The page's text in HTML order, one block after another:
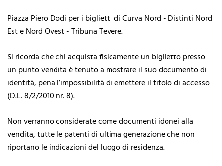
Piazza Piero Dodi per i biglietti di Curva Nord - Distinti Nord
Est e Nord Ovest - Tribuna Tevere.
Si ricorda che chi acquista fisicamente un biglietto presso
un punto vendita è tenuto a mostrare il suo documento di
identità, pena l’impossibilità di emettere il titolo di accesso
(D.L. 8/2/2010 nr. 8).
Non verranno considerate come documenti idonei alla
vendita, tutte le patenti di ultima generazione che non
riportano le indicazioni del luogo di residenza.